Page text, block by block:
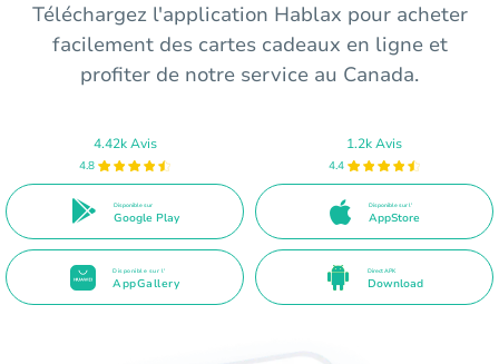
Téléchargez l'application Hablax pour acheter
facilement des cartes cadeaux en ligne et
profiter de notre service au Canada.
4.42k Avis
4.8
Disponible sur
Google Play
1.2k Avis
4.4
Disponible sur l'
AppStore
Disponible sur l'
AppGallery
Direct APK
Download